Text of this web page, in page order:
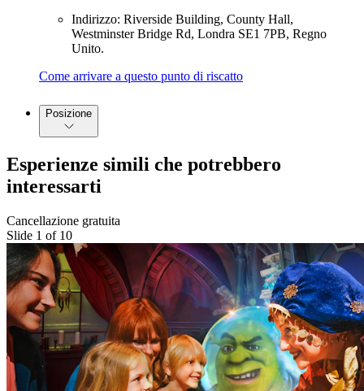
Indirizzo: Riverside Building, County Hall,
Westminster Bridge Rd, Londra SE1 7PB, Regno
Unito.
Come arrivare a questo punto di riscatto
Posizione
Esperienze simili che potrebbero
interessarti
Cancellazione gratuita
Slide 1 of 10